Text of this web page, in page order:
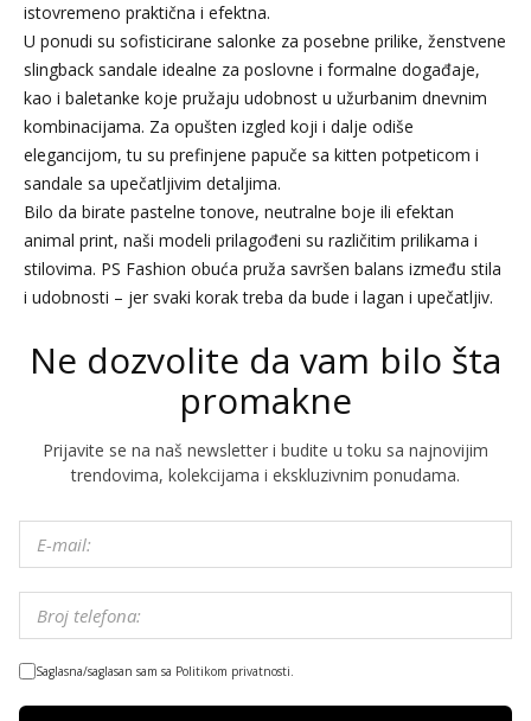
istovremeno praktična i efektna.
U ponudi su sofisticirane salonke za posebne prilike, ženstvene
slingback sandale idealne za poslovne i formalne događaje,
kao i baletanke koje pružaju udobnost u užurbanim dnevnim
kombinacijama. Za opušten izgled koji i dalje odiše
elegancijom, tu su prefinjene papuče sa kitten potpeticom i
sandale sa upečatljivim detaljima.
Bilo da birate pastelne tonove, neutralne boje ili efektan
animal print, naši modeli prilagođeni su različitim prilikama i
stilovima. PS Fashion obuća pruža savršen balans između stila
i udobnosti – jer svaki korak treba da bude i lagan i upečatljiv.
Ne dozvolite da vam bilo šta
promakne
Prijavite se na naš newsletter i budite u toku sa najnovijim
trendovima, kolekcijama i ekskluzivnim ponudama.
Saglasna/saglasan sam sa Politikom privatnosti.